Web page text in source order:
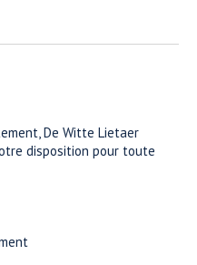
De Witte Lietaer
disposition pour toute